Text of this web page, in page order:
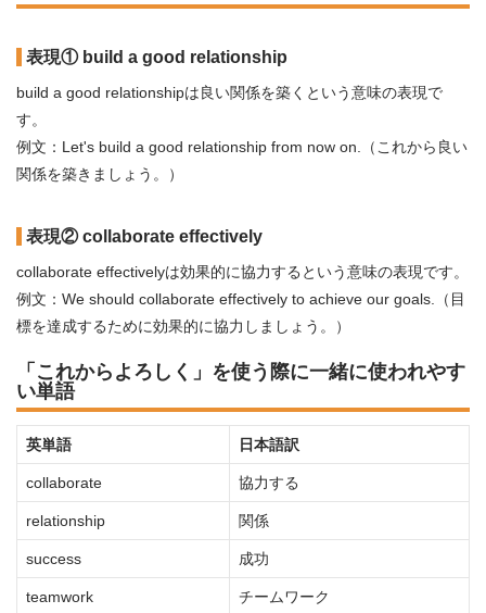
表現① build a good relationship
build a good relationshipは良い関係を築くという意味の表現で
す。
例文：Let's build a good relationship from now on.（これから良い
関係を築きましょう。）
表現② collaborate effectively
collaborate effectivelyは効果的に協力するという意味の表現です。
例文：We should collaborate effectively to achieve our goals.（目
標を達成するために効果的に協力しましょう。）
「これからよろしく」を使う際に一緒に使われやす
い単語
英単語 日本語訳
collaborate 協力する
relationship 関係
success 成功
teamwork チームワーク